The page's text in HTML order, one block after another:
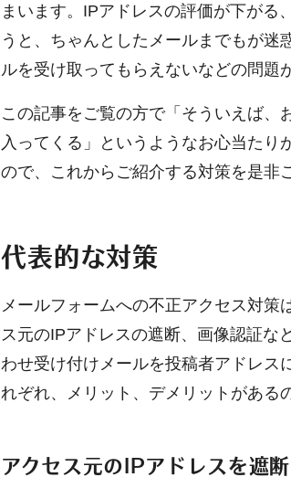
まいます。IPアドレスの評価が下がる
うと、ちゃんとしたメールまでもが迷
ルを受け取ってもらえないなどの問題
この記事をご覧の方で「そういえば、
入ってくる」というようなお心当た
ので、これからご紹介する対策を是非
代表的な対策
メールフォームへの不正アクセス対策
ス元のIPアドレスの遮断、画像認証な
わせ受け付けメールを投稿者アドレス
れぞれ、メリット、デメリットがある
アクセス元のIPアドレスを遮断